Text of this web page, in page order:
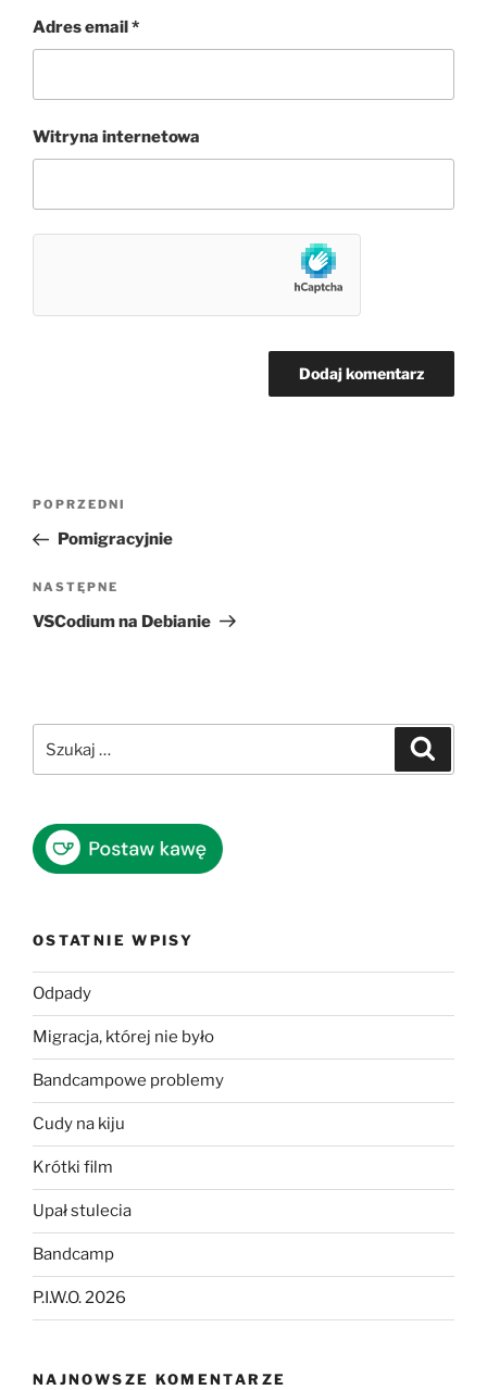
Adres email*
Witryna internetowa
Nawigacja
Poprzedni
wpis
POPRZEDNI
Pomigracyjnie
Następny
wpis
NASTĘPNE
VSCodium na Debianie
OSTATNIE WPISY
Odpady
Migracja, której nie było
Bandcampowe problemy
Cudy na kiju
Krótki film
Upał stulecia
Bandcamp
P.I.W.O. 2026
NAJNOWSZE KOMENTARZE